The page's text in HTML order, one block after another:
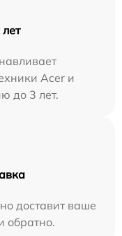
Acer и
до 3 лет.
доставит ваше
обратно.